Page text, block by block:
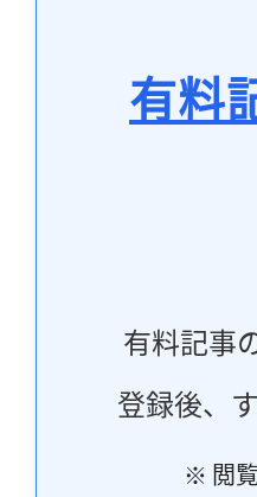
有料
有料記事
登録後、
※ 閲